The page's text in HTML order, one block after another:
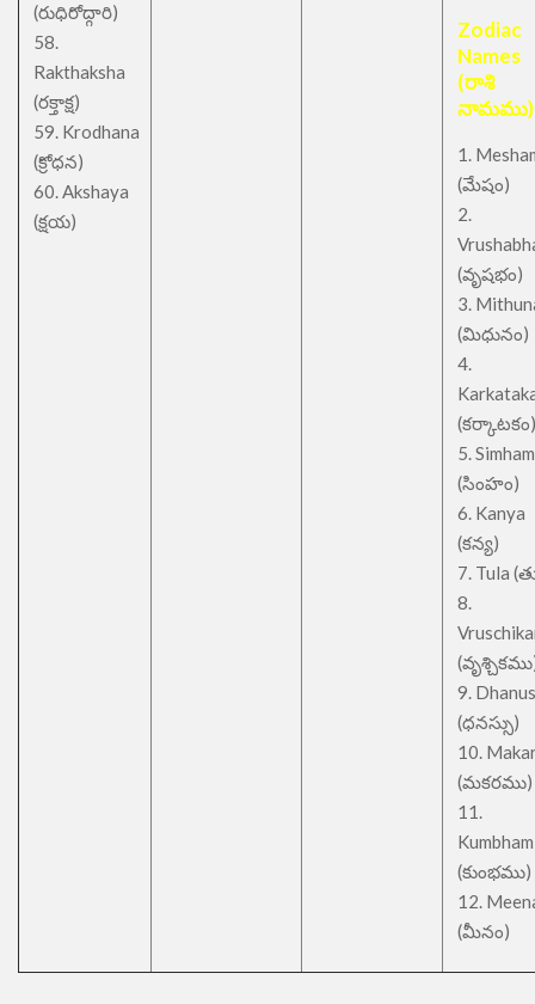
(రుధిరోద్గారి)
58.
Rakthaksha
(రక్తాక్ష)
59. Krodhana
(క్రోధన)
60. Akshaya
(క్షయ)
Zodiac
Names
(రాశి
నామము)
1.
(మేషం)
2.
(వృషభం)
3.
(మిధునం)
4.
(కర్కాటకం)
5. Simham
(సింహం)
6. Kanya
(కన్య)
7. Tula
8.
9.
(ధనస్సు)
10.
(మకరము)
11.
Kumbham
(కుంభము)
12.
(మీనం)